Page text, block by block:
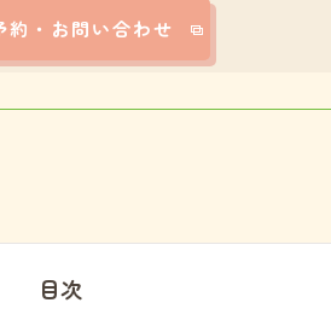
約・お問い合わせ
目次